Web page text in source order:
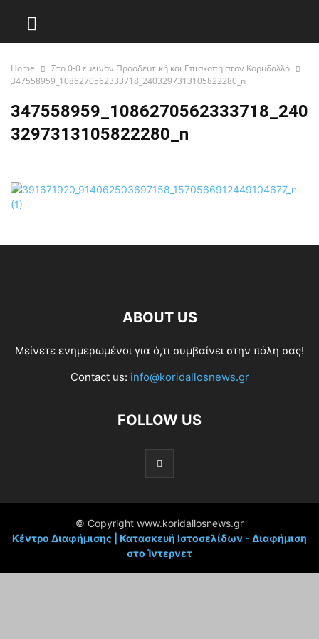
Home
Στο 0-0 έμειναν Προοδευτική και Επισκοπή στον Κορυδαλλό
347558959_1086270562333718_2403297313105822280_n
347558959_1086270562333718_240
3297313105822280_n
ABOUT US
Μείνετε ενημερωμένοι για ό,τι συμβαίνει στην πόλη σας!
Contact us: info@koridallosnews.gr
FOLLOW US
© Copyright www.koridallosnews.gr
Κέντρο Διαφήμισης | Κατασκευή Ιστοσελίδων - Διαφήμιση
στο Ίντερνετ